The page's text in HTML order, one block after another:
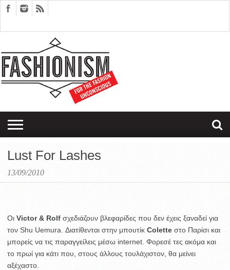
EDITORIALS
COUPLES
THERAPY
SARTORIAGRAM
Lust For Lashes
13/09/2010
Oι Victor & Rolf σχεδιάζουν βλεφαρίδες που δεν έχεις ξαναδεί για
τον Shu Uemura. Διατίθενται στην μπουτίκ Colette στο Παρίσι και
μπορείς να τις παραγγείλεις μέσω internet. Φορεσέ τες ακόμα και
το πρωί για κάτι που, στους άλλους τουλάχιστον, θα μείνει
αξέχαστο.